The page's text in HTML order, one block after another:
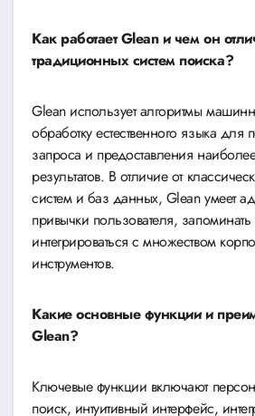
Как работает Glean и чем он
традиционных систем поиска?
Glean использует алгоритмы
обработку естественного языка для
запроса и предоставления
результатов. В отличие от
систем и баз данных, Glean умеет
привычки пользователя,
интегрироваться с множеством
инструментов.
Какие основные функции и
Glean?
Ключевые функции включают
поиск, интуитивный интерфейс,